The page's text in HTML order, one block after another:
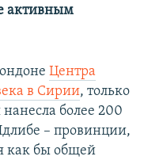
активным
Центра
в Сирии, только
более 200
– провинции,
как бы общей